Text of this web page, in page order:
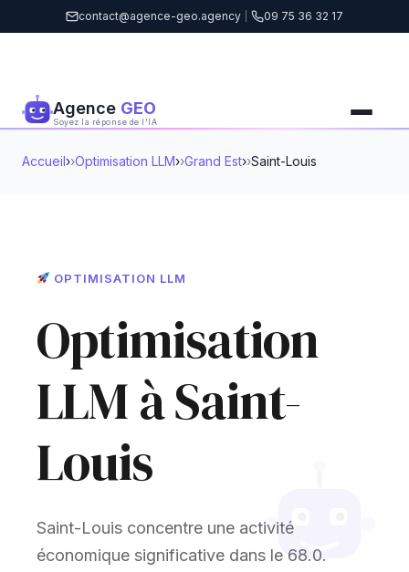
contact@agence-geo.agency 09 75 36 32 17
Agence GEO
Soyez la réponse de l'IA
Accueil› Optimisation LLM› Grand Est› Saint-Louis
OPTIMISATION LLM
Optimisation
LLM à Saint-
Louis
Saint-Louis concentre une activité
économique significative dans le 68.0.